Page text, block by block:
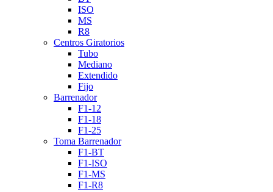
ISO
MS
R8
Centros Giratorios
Tubo
Mediano
Extendido
Fijo
Barrenador
F1-12
F1-18
F1-25
Toma Barrenador
F1-BT
F1-ISO
F1-MS
F1-R8